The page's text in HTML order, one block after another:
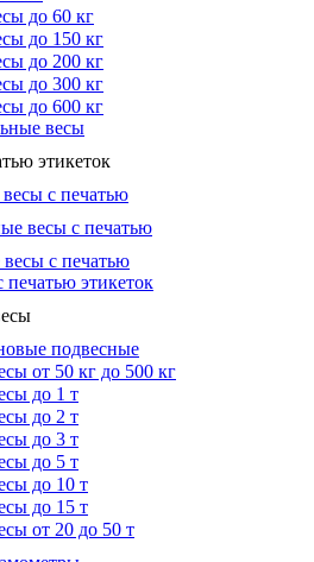
до 60 кг
до 150 кг
до 200 кг
до 300 кг
до 600 кг
весы
этикеток
с печатью
весы с печатью
с печатью
печатью этикеток
подвесные
от 50 кг до 500 кг
до 1 т
до 2 т
до 3 т
до 5 т
до 10 т
до 15 т
от 20 до 50 т